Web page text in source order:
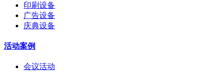
印刷设备
广告设备
庆典设备
活动案例
会议活动